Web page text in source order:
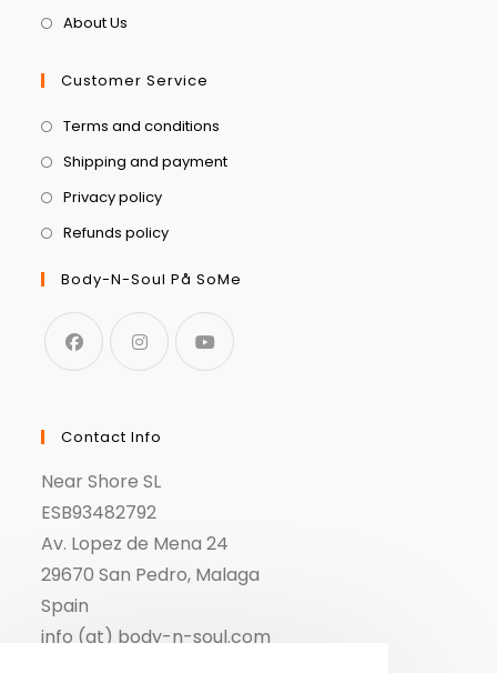
About Us
Customer Service
Terms and conditions
Shipping and payment
Privacy policy
Refunds policy
Body-N-Soul På SoMe
Contact Info
Near Shore SL
ESB93482792
Av. Lopez de Mena 24
29670 San Pedro, Malaga
Spain
info (at) body-n-soul.com